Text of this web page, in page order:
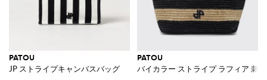
PATOU
JP ストライプキャンバスバッグ
PATOU
バイカラー ストライプ ラフィア 刺